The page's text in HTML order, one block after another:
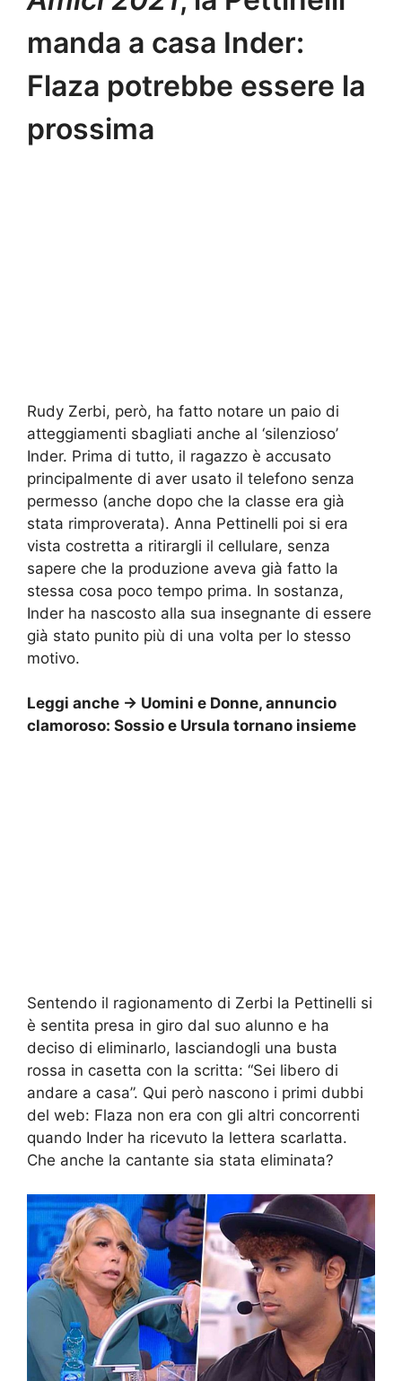
manda a casa Inder:
Flaza potrebbe essere la
prossima
Rudy Zerbi, però, ha fatto notare un paio di
atteggiamenti sbagliati anche al ‘silenzioso’
Inder. Prima di tutto, il ragazzo è accusato
principalmente di aver usato il telefono senza
permesso (anche dopo che la classe era già
stata rimproverata). Anna Pettinelli poi si era
vista costretta a ritirargli il cellulare, senza
sapere che la produzione aveva già fatto la
stessa cosa poco tempo prima. In sostanza,
Inder ha nascosto alla sua insegnante di essere
già stato punito più di una volta per lo stesso
motivo.
Leggi anche -> Uomini e Donne, annuncio
clamoroso: Sossio e Ursula tornano insieme
Sentendo il ragionamento di Zerbi la Pettinelli si
è sentita presa in giro dal suo alunno e ha
deciso di eliminarlo, lasciandogli una busta
rossa in casetta con la scritta: “Sei libero di
andare a casa”. Qui però nascono i primi dubbi
del web: Flaza non era con gli altri concorrenti
quando Inder ha ricevuto la lettera scarlatta.
Che anche la cantante sia stata eliminata?